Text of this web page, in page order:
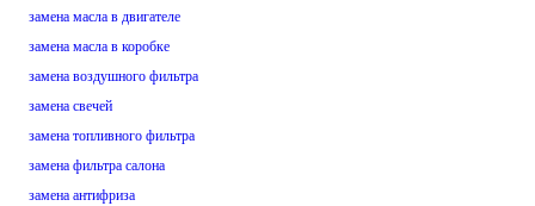
замена масла в двигателе
замена масла в коробке
замена воздушного фильтра
замена свечей
замена топливного фильтра
замена фильтра салона
замена антифриза